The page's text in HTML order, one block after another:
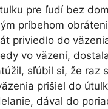
pre ľudí bez
príbehom
priviedlo do
vo väzení,
sľúbil si, že raz
prišiel do
dával do